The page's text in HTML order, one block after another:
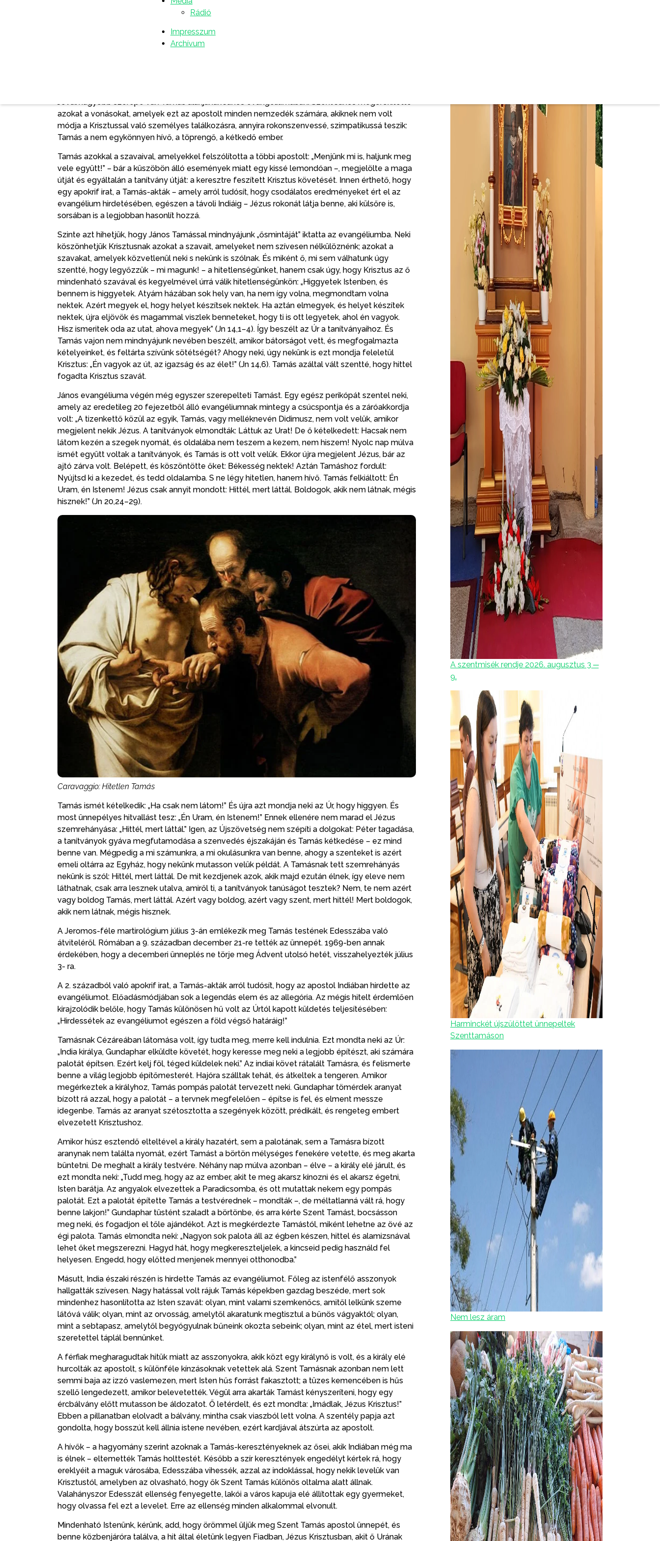
Rádió
Impresszum
Archívum
magatartása egyre nyilvánvalóbbá vált, s ebből következtetni lehetett arra, mi lesz Jézus sorsa.
tizenkettőnek, akiket Jézus arra szemelt ki, hogy Izrael tizenkét törzsét képviseljék, s akik már
Istennek új népe, a jövendő Egyház voltak. Az apostolok listájában Tamás neve Alfeus fia, Jakab
Jóval nagyobb szerepe van Tamás alakjának János evangéliumában. Szent János megörökítette
azokat a vonásokat, amelyek ezt az apostolt minden nemzedék számára, akiknek nem volt
módja a Krisztussal való személyes találkozásra, annyira rokonszenvessé, szimpatikussá teszik:
Tamás a nem egykönnyen hívő, a töprengő, a kétkedő ember.
Tamás azokkal a szavaival, amelyekkel felszólította a többi apostolt: „Menjünk mi is, haljunk meg
vele együtt!” – bár a küszöbön álló események miatt egy kissé lemondóan –, megjelölte a maga
útját és egyáltalán a tanítvány útját: a keresztre feszített Krisztus követését. Innen érthető, hogy
egy apokrif irat, a Tamás-akták – amely arról tudósít, hogy csodálatos eredményeket ért el az
evangélium hirdetésében, egészen a távoli Indiáig – Jézus rokonát látja benne, aki külsőre is,
sorsában is a legjobban hasonlít hozzá.
Szinte azt hihetjük, hogy János Tamással mindnyájunk „ősmintáját” iktatta az evangéliumba. Neki
köszönhetjük Krisztusnak azokat a szavait, amelyeket nem szívesen nélkülöznénk; azokat a
szavakat, amelyek közvetlenül neki s nekünk is szólnak. És miként ő, mi sem válhatunk úgy
szentté, hogy legyőzzük – mi magunk! – a hitetlenségünket, hanem csak úgy, hogy Krisztus az ő
mindenható szavával és kegyelmével úrrá válik hitetlenségünkön: „Higgyetek Istenben, és
bennem is higgyetek. Atyám házában sok hely van, ha nem így volna, megmondtam volna
nektek. Azért megyek el, hogy helyet készítsek nektek. Ha aztán elmegyek, és helyet készítek
nektek, újra eljövök és magammal viszlek benneteket, hogy ti is ott legyetek, ahol én vagyok.
Hisz ismeritek oda az utat, ahova megyek” (Jn 14,1–4). Így beszélt az Úr a tanítványaihoz. És
Tamás vajon nem mindnyájunk nevében beszélt, amikor bátorságot vett, és megfogalmazta
kételyeinket, és feltárta szívünk sötétségét? Ahogy neki, úgy nekünk is ezt mondja feleletül
Krisztus: „Én vagyok az út, az igazság és az élet!” (Jn 14,6). Tamás azáltal vált szentté, hogy hittel
fogadta Krisztus szavát.
János evangéliuma végén még egyszer szerepelteti Tamást. Egy egész perikópát szentel neki,
amely az eredetileg 20 fejezetből álló evangéliumnak mintegy a csúcspontja és a záróakkordja
volt: „A tizenkettő közül az egyik, Tamás, vagy melléknevén Didimusz, nem volt velük, amikor
megjelent nekik Jézus. A tanítványok elmondták: Láttuk az Urat! De ő kételkedett: Hacsak nem
látom kezén a szegek nyomát, és oldalába nem teszem a kezem, nem hiszem! Nyolc nap múlva
ismét együtt voltak a tanítványok, és Tamás is ott volt velük. Ekkor újra megjelent Jézus, bár az
ajtó zárva volt. Belépett, és köszöntötte őket: Békesség nektek! Aztán Tamáshoz fordult:
Nyújtsd ki a kezedet, és tedd oldalamba. S ne légy hitetlen, hanem hívő. Tamás felkiáltott: Én
Uram, én Istenem! Jézus csak annyit mondott: Hittél, mert láttál. Boldogok, akik nem látnak, mégis
hisznek!” (Jn 20,24–29).
Caravaggio: Hitetlen Tamás
Tamás ismét kételkedik: „Ha csak nem látom!” És újra azt mondja neki az Úr, hogy higgyen. És
most ünnepélyes hitvallást tesz: „Én Uram, én Istenem!” Ennek ellenére nem marad el Jézus
szemrehányása: „Hittél, mert láttál.” Igen, az Újszövetség nem szépíti a dolgokat: Péter tagadása,
a tanítványok gyáva megfutamodása a szenvedés éjszakáján és Tamás kétkedése – ez mind
benne van. Mégpedig a mi számunkra, a mi okulásunkra van benne, ahogy a szenteket is azért
emeli oltárra az Egyház, hogy nekünk mutasson velük példát. A Tamásnak tett szemrehányás
nekünk is szól: Hittél, mert láttál. De mit kezdjenek azok, akik majd ezután élnek, így eleve nem
láthatnak, csak arra lesznek utalva, amiről ti, a tanítványok tanúságot tesztek? Nem, te nem azért
vagy boldog Tamás, mert láttál. Azért vagy boldog, azért vagy szent, mert hittél! Mert boldogok,
akik nem látnak, mégis hisznek.
A Jeromos-féle martirológium július 3-án emlékezik meg Tamás testének Edesszába való
átviteléről. Rómában a 9. században december 21-re tették az ünnepét. 1969-ben annak
érdekében, hogy a decemberi ünneplés ne törje meg Ádvent utolsó hetét, visszahelyezték július
3- ra.
A 2. századból való apokrif irat, a Tamás-akták arról tudósít, hogy az apostol Indiában hirdette az
evangéliumot. Előadásmódjában sok a legendás elem és az allegória. Az mégis hitelt érdemlően
kirajzolódik belőle, hogy Tamás különösen hű volt az Úrtól kapott küldetés teljesítésében:
„Hirdessétek az evangéliumot egészen a föld végső határáig!”
Tamásnak Cézáreában látomása volt, így tudta meg, merre kell indulnia. Ezt mondta neki az Úr:
„India királya, Gundaphar elküldte követét, hogy keresse meg neki a legjobb építészt, aki számára
palotát építsen. Ezért kelj föl, téged küldelek neki.” Az indiai követ rátalált Tamásra, és felismerte
benne a világ legjobb építőmesterét. Hajóra szálltak tehát, és átkeltek a tengeren. Amikor
megérkeztek a királyhoz, Tamás pompás palotát tervezett neki. Gundaphar tömérdek aranyat
bízott rá azzal, hogy a palotát – a tervnek megfelelően – építse is fel, és elment messze
idegenbe. Tamás az aranyat szétosztotta a szegények között, prédikált, és rengeteg embert
elvezetett Krisztushoz.
Amikor húsz esztendő elteltével a király hazatért, sem a palotának, sem a Tamásra bízott
aranynak nem találta nyomát, ezért Tamást a börtön mélységes fenekére vetette, és meg akarta
büntetni. De meghalt a király testvére. Néhány nap múlva azonban – élve – a király elé járult, és
ezt mondta neki: „Tudd meg, hogy az az ember, akit te meg akarsz kínozni és el akarsz égetni,
Isten barátja. Az angyalok elvezettek a Paradicsomba, és ott mutattak nekem egy pompás
palotát. Ezt a palotát építette Tamás a testvérednek – mondták –, de méltatlanná vált rá, hogy
benne lakjon!” Gundaphar tüstént szaladt a börtönbe, és arra kérte Szent Tamást, bocsásson
meg neki, és fogadjon el tőle ajándékot. Azt is megkérdezte Tamástól, miként lehetne az övé az
égi palota. Tamás elmondta neki: „Nagyon sok palota áll az égben készen, hittel és alamizsnával
lehet őket megszerezni. Hagyd hát, hogy megkereszteljelek, a kincseid pedig használd fel
helyesen. Engedd, hogy előtted menjenek mennyei otthonodba.”
Másutt, India északi részén is hirdette Tamás az evangéliumot. Főleg az istenfélő asszonyok
hallgatták szívesen. Nagy hatással volt rájuk Tamás képekben gazdag beszéde, mert sok
mindenhez hasonlította az Isten szavát: olyan, mint valami szemkenőcs, amitől lelkünk szeme
látóvá válik; olyan, mint az orvosság, amelytől akaratunk megtisztul a bűnös vágyaktól; olyan,
mint a sebtapasz, amelytől begyógyulnak bűneink okozta sebeink; olyan, mint az étel, mert isteni
szeretettel táplál bennünket.
A férfiak megharagudtak hitük miatt az asszonyokra, akik közt egy királynő is volt, és a király elé
hurcolták az apostolt, s különféle kínzásoknak vetettek alá. Szent Tamásnak azonban nem lett
semmi baja az izzó vaslemezen, mert Isten hűs forrást fakasztott; a tüzes kemencében is hűs
szellő lengedezett, amikor belevetették. Végül arra akarták Tamást kényszeríteni, hogy egy
ércbálvány előtt mutasson be áldozatot. Ő letérdelt, és ezt mondta: „Imádlak, Jézus Krisztus!”
Ebben a pillanatban elolvadt a bálvány, mintha csak viaszból lett volna. A szentély papja azt
gondolta, hogy bosszút kell állnia istene nevében, ezért kardjával átszúrta az apostolt.
A hívők – a hagyomány szerint azoknak a Tamás-keresztényeknek az ősei, akik Indiában még ma
is élnek – eltemették Tamás holttestét. Később a szír keresztények engedélyt kértek rá, hogy
ereklyéit a maguk városába, Edesszába vihessék, azzal az indoklással, hogy nekik levelük van
Krisztustól, amelyben az olvasható, hogy ők Szent Tamás különös oltalma alatt állnak.
Valahányszor Edesszát ellenség fenyegette, lakói a város kapuja elé állítottak egy gyermeket,
hogy olvassa fel ezt a levelet. Erre az ellenség minden alkalommal elvonult.
Mindenható Istenünk, kérünk, add, hogy örömmel üljük meg Szent Tamás apostol ünnepét, és
benne közbenjáróra találva, a hit által életünk legyen Fiadban, Jézus Krisztusban, akit ő Urának
A szentmisék rendje 2026. augusztus 3 ─
9.
Harminckét újszülöttet ünnepeltek
Szenttamáson
Nem lesz áram